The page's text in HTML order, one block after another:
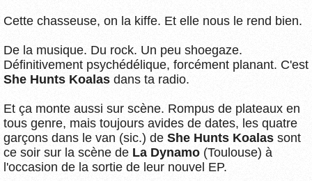
Cette chasseuse, on la kiffe. Et elle nous le rend bien.
De la musique. Du rock. Un peu shoegaze.
Définitivement psychédélique, forcément planant. C'est
She Hunts Koalas dans ta radio.
Et ça monte aussi sur scène. Rompus de plateaux en
tous genre, mais toujours avides de dates, les quatre
garçons dans le van (sic.) de She Hunts Koalas sont
ce soir sur la scène de La Dynamo (Toulouse) à
l'occasion de la sortie de leur nouvel EP.